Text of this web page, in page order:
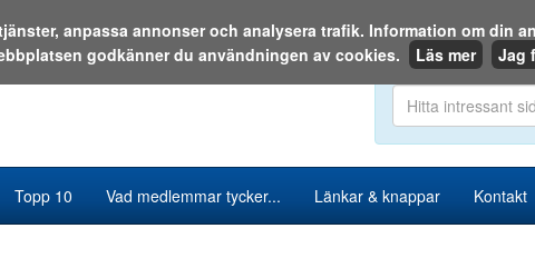
Sök i katalogen
Topp 10 Vad medlemmar tycker... Länkar & knappar Kontakt
anpassa annonser och analysera trafik. Information om din
godkänner du användningen av cookies.
Läs mer Jag